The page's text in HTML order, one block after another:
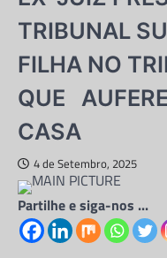
TRIBUNAL
FILHA NO
QUE
CASA
4 de Setembro, 2025
Partilhe e siga-nos ...